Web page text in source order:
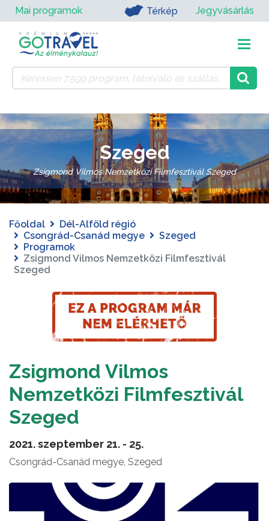
Mai programok Térkép Jegyvásárlás
Szeged
Zsigmond Vilmos Nemzetközi Filmfesztivál Szeged
Főoldal
Dél-Alföld régió
Csongrád-Csanád megye
Szeged
Programok
Zsigmond Vilmos Nemzetközi Filmfesztivál
Szeged
Zsigmond Vilmos
Nemzetközi Filmfesztivál
Szeged
2021. szeptember 21. - 25.
Csongrád-Csanád megye, Szeged